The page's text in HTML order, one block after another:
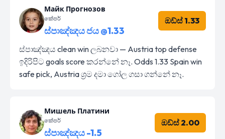
Майк Прогнозов
කේපර්
ස්පාඤ්ඤය ජය @1.33
ඔඩ්ස් 1.33
ස්පාඤ්ඤය clean win ලබනවා — Austria top defense
ඉදිරිපිට goals score කරන්නේ නෑ. Odds 1.33 Spain win
safe pick, Austria ශ්‍රම දමා ගෝල ගසා ගන්නේ නෑ.
Мишель Платини
කේපර්
ස්පාඤ්ඤය -1.5
ඔඩ්ස් 2.00